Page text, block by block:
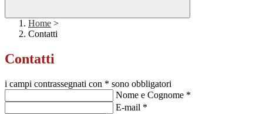
Home >
Contatti
Contatti
i campi contrassegnati con * sono obbligatori
Nome e Cognome *
E-mail *